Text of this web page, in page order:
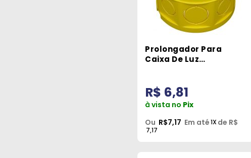
Prolongador Para
Caixa De Luz
R$ 6,81
à vista no Pix
Ou R$7,17 Em até1X de R$
7,17